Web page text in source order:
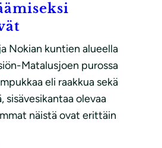
Nokian kuntien alueella
Matalusjoen purossa
eli raakkua sekä
sisävesikantaa olevaa
näistä ovat erittäin